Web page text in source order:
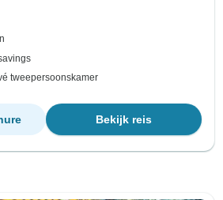
tweepersoonskamer
Bekijk reis